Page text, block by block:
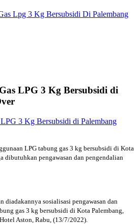
Lpg 3 Kg Bersubsidi Di Palembang
LPG 3 Kg Bersubsidi di
LPG tabung gas 3 kg bersubsidi di Kota
dibutuhkan pengawasan dan pengendalian
diadakannya sosialisasi pengawasan dan
gas 3 kg bersubsidi di Kota Palembang,
Aston, Rabu, (13/7/2022).